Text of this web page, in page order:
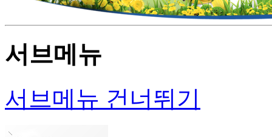
서브메뉴
서브메뉴 건너뛰기